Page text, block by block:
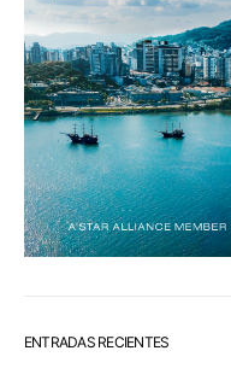
ENTRADAS RECIENTES